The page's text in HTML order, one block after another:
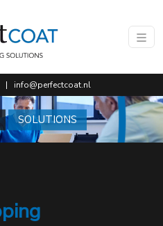
| info@perfectcoat.nl
SOLUTIONS